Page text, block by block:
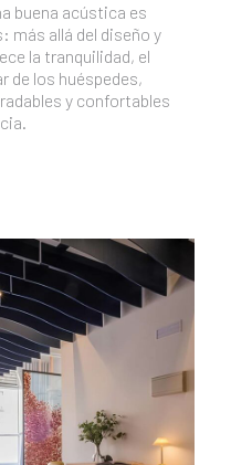
buena acústica es
más allá del diseño y
la tranquilidad, el
de los huéspedes,
y confortables